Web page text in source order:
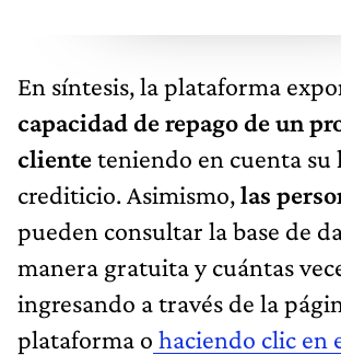
En síntesis, la plataforma
capacidad de repago de un
clienteteniendo en cuenta su
crediticio. Asimismo,las
pueden consultar la base de
manera gratuita y cuántas
ingresando a través de la
plataforma o haciendo clic en